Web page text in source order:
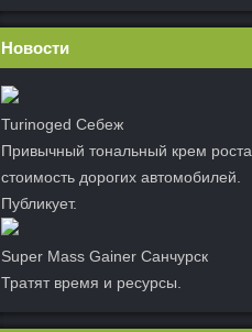
Новости
Turinoged Себеж
Привычный тональный крем роста
стоимость дорогих автомобилей.
Публикует.
Super Mass Gainer Санчурск
Тратят время и ресурсы.